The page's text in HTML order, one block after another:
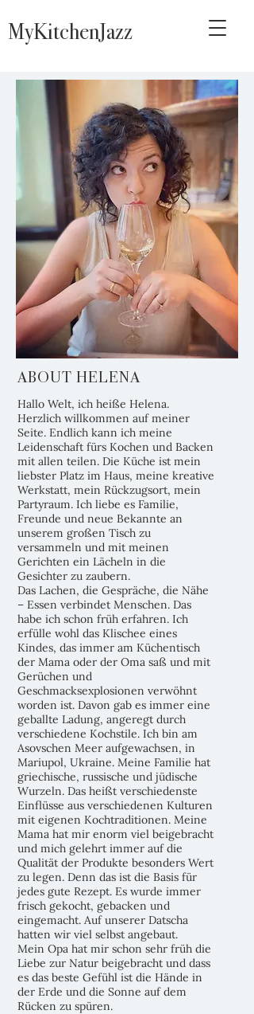
MyKitchenJazz
ABOUT HELENA
Hallo Welt, ich heiße Helena.
Herzlich willkommen auf meiner
Seite. Endlich kann ich meine
Leidenschaft fürs Kochen und Backen
mit allen teilen. Die Küche ist mein
liebster Platz im Haus, meine kreative
Werkstatt, mein Rückzugsort, mein
Partyraum. Ich liebe es Familie,
Freunde und neue Bekannte an
unserem großen Tisch zu
versammeln und mit meinen
Gerichten ein Lächeln in die
Gesichter zu zaubern.
Das Lachen, die Gespräche, die Nähe
– Essen verbindet Menschen. Das
habe ich schon früh erfahren. Ich
erfülle wohl das Klischee eines
Kindes, das immer am Küchentisch
der Mama oder der Oma saß und mit
Gerüchen und
Geschmacksexplosionen verwöhnt
worden ist. Davon gab es immer eine
geballte Ladung, angeregt durch
verschiedene Kochstile. Ich bin am
Asovschen Meer aufgewachsen, in
Mariupol, Ukraine. Meine Familie hat
griechische, russische und jüdische
Wurzeln. Das heißt verschiedenste
Einflüsse aus verschiedenen Kulturen
mit eigenen Kochtraditionen. Meine
Mama hat mir enorm viel beigebracht
und mich gelehrt immer auf die
Qualität der Produkte besonders Wert
zu legen. Denn das ist die Basis für
jedes gute Rezept. Es wurde immer
frisch gekocht, gebacken und
eingemacht. Auf unserer Datscha
hatten wir viel selbst angebaut.
Mein Opa hat mir schon sehr früh die
Liebe zur Natur beigebracht und dass
es das beste Gefühl ist die Hände in
der Erde und die Sonne auf dem
Rücken zu spüren.